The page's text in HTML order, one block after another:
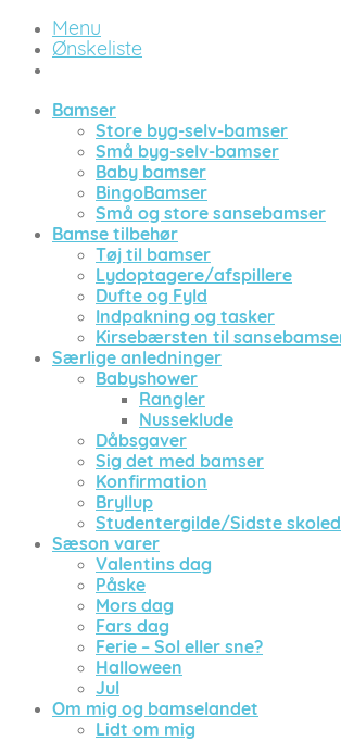
Menu
Ønskeliste
Bamser
Store byg-selv-bamser
Små byg-selv-bamser
Baby bamser
BingoBamser
Små og store sansebamser
Bamse tilbehør
Tøj til bamser
Lydoptagere/afspillere
Dufte og Fyld
Indpakning og tasker
Kirsebærsten til
Særlige anledninger
Babyshower
Rangler
Nusseklude
Dåbsgaver
Sig det med bamser
Konfirmation
Bryllup
Studentergilde/Sidste
Sæson varer
Valentins dag
Påske
Mors dag
Fars dag
Ferie – Sol eller sne?
Halloween
Jul
Om mig og bamselandet
Lidt om mig